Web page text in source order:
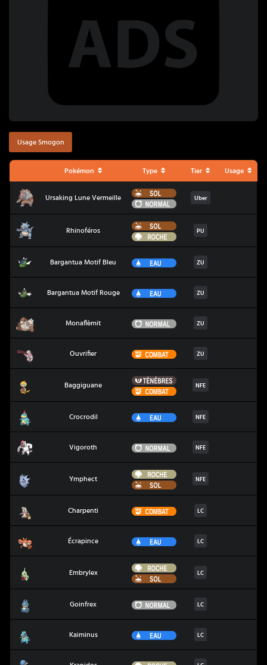
Usage Smogon
Pokémon Type Tier Usage
Ursaking Lune Vermeille
Sol
Normal
Uber
Rhinoféros
Sol
Roche
PU
Bargantua Motif Bleu Eau ZU
Bargantua Motif Rouge Eau ZU
Monaflèmit NormalZU
Ouvrifier CombatZU
Baggiguane
Ténèbres
Combat
NFE
Crocrodil Eau NFE
Vigoroth NormalNFE
Ymphect
Roche
Sol
NFE
Charpenti Combat LC
Écrapince Eau LC
Embrylex
Roche
Sol
LC
Goinfrex Normal LC
Kaiminus Eau LC